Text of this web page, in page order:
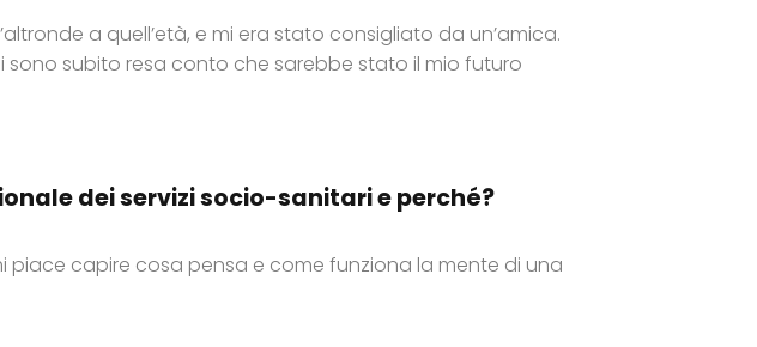
a quell’età, e mi era stato consigliato da un’amica.
sono subito resa conto che sarebbe stato il mio futuro
dei servizi socio-sanitari e perché?
piace capire cosa pensa e come funziona la mente di una